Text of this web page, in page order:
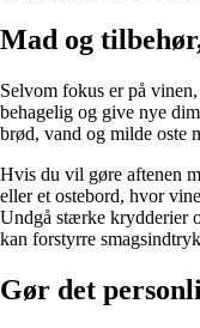
Mad og
Selvom fokus er på
behagelig og give nye
brød, vand og milde oste
Hvis du vil gøre aftenen
eller et ostebord, hvor
Undgå stærke krydderier
kan forstyrre
Gør det